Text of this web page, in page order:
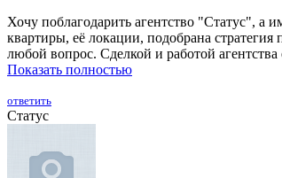
Хочу поблагодарить агентство "Статус", а
квартиры, её локации, подобрана
любой вопрос. Сделкой и работой агентства
Показать полностью
ответить
Статус